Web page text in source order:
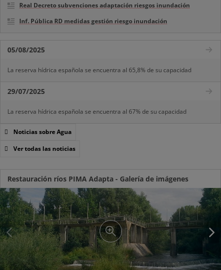
Real Decreto subvenciones adaptación riesgos inundación
Inf. Pública RD medidas gestión riesgo inundación
05/08/2025
La reserva hídrica española se encuentra al 65,8% de su capacidad
29/07/2025
La reserva hídrica española se encuentra al 67% de su capacidad
Noticias sobre Agua
Ver todas las noticias
Restauración ríos PIMA Adapta - Galería de imágenes